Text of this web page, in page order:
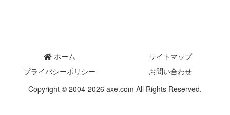
ホーム
サイトマップ
プライバシーポリシー
お問い合わせ
Copyright © 2004-2026 axe.com All Rights Reserved.